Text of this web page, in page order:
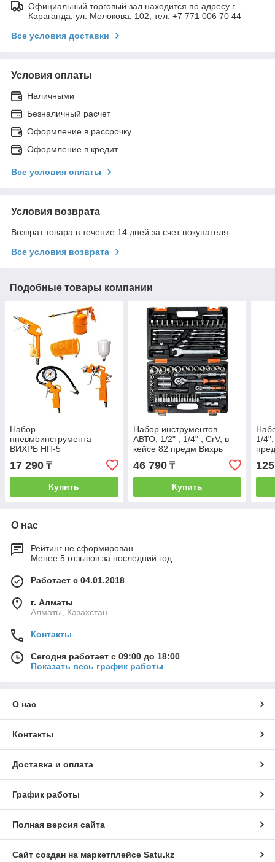
Официальный торговый зал находится по адресу г.
Караганда, ул. Молокова, 102; тел. +7 771 006 70 44
Все условия доставки
Условия оплаты
Наличными
Безналичный расчет
Оформление в рассрочку
Оформление в кредит
Все условия оплаты
Условия возврата
Возврат товара в течение 14 дней за счет покупателя
Все условия возврата
Подобные товары компании
Набор
пневмоинструмента
ВИХРЬ НП-5
17 290 ₸
Купить
Набор инструментов
АВТО, 1/2" , 1/4" , CrV, в
кейсе 82 предм Вихрь
46 790₸
Купить
1/
О нас
Рейтинг не сформирован
Менее 5 отзывов за последний год
Работает с 04.01.2018
г. Алматы
Алматы, Казахстан
Контакты
Сегодня работает с 09:00 до 18:00
Показать весь график работы
О нас
Контакты
Доставка и оплата
График работы
Полная версия сайта
Сайт создан на маркетплейсе Satu.kz